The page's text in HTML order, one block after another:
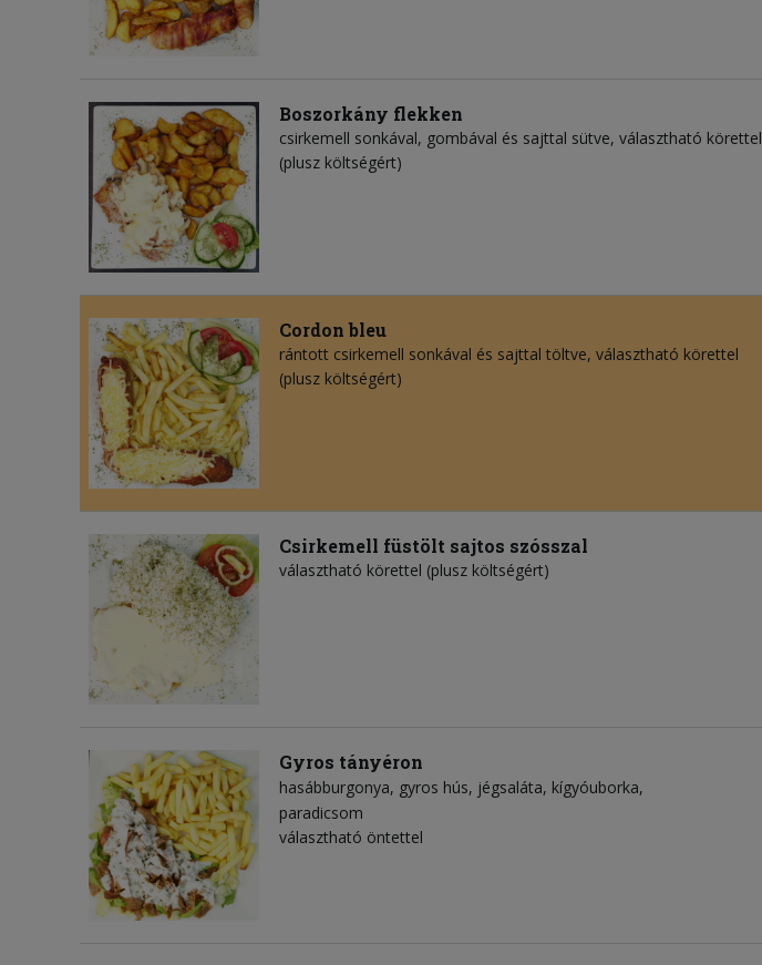
Boszorkány flekken
csirkemell sonkával, gombával és sajttal sütve, választható körettel
(plusz költségért)
Cordon bleu
rántott csirkemell sonkával és sajttal töltve, választható körettel
(plusz költségért)
Csirkemell füstölt sajtos szósszal
választható körettel (plusz költségért)
Gyros tányéron
hasábburgonya gyros hús jégsaláta kígyóuborka
paradicsom
választható öntettel